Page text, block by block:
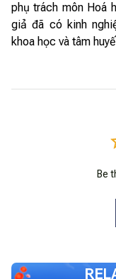
phụ trách môn Hoá
giả đã có kinh
khoa học và tâm
Be